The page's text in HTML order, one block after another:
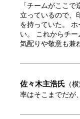
「チームがここ
立っているので、
を持っていた。
い。 これからチ
気配りや敬意も兼
佐々木主浩氏 （
率はそこまでだが